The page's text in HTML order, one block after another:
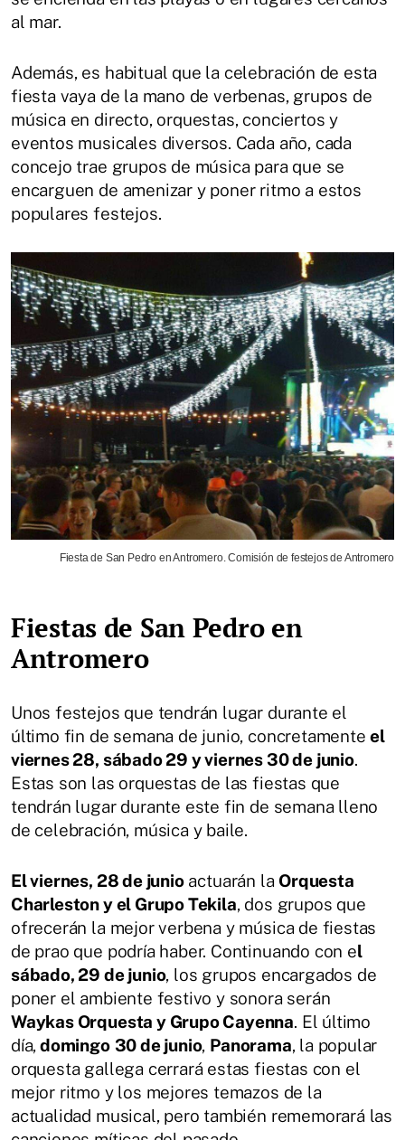
al mar.
Además, es habitual que la celebración de esta
fiesta vaya de la mano de verbenas, grupos de
música en directo, orquestas, conciertos y
eventos musicales diversos. Cada año, cada
concejo trae grupos de música para que se
encarguen de amenizar y poner ritmo a estos
populares festejos.
Fiesta de San Pedro en Antromero. Comisión de festejos de Antromero
Fiestas de San Pedro en
Antromero
Unos festejos que tendrán lugar durante el
último fin de semana de junio, concretamenteel
viernes 28, sábado 29 y viernes 30 de junio.
Estas son las orquestas de las fiestas que
tendrán lugar durante este fin de semana lleno
de celebración, música y baile.
El viernes, 28 de junioactuarán la Orquesta
Charleston y el Grupo Tekila, dos grupos que
ofrecerán la mejor verbena y música de fiestas
de prao que podría haber. Continuando con el
sábado, 29 de junio, los grupos encargados de
poner el ambiente festivo y sonora serán
Waykas Orquesta y Grupo Cayenna. El último
día, domingo 30 de junio, Panorama, la popular
orquesta gallega cerrará estas fiestas con el
mejor ritmo y los mejores temazos de la
actualidad musical, pero también rememorará las